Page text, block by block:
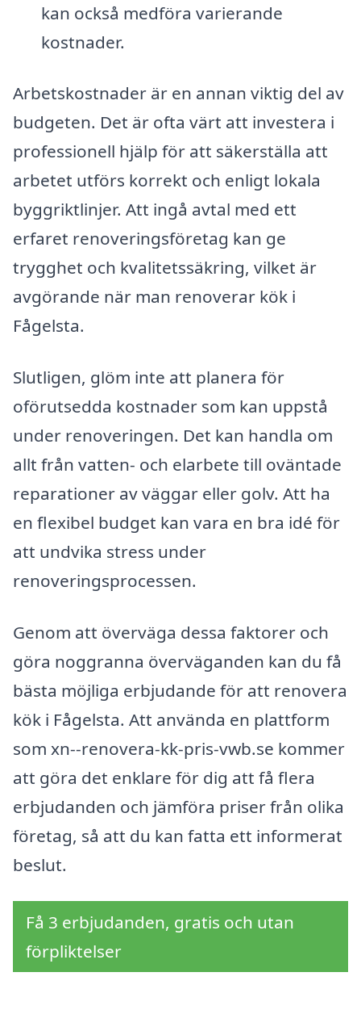
kan också medföra varierande
kostnader.
Arbetskostnader är en annan viktig del av
budgeten. Det är ofta värt att investera i
professionell hjälp för att säkerställa att
arbetet utförs korrekt och enligt lokala
byggriktlinjer. Att ingå avtal med ett
erfaret renoveringsföretag kan ge
trygghet och kvalitetssäkring, vilket är
avgörande när man renoverar kök i
Fågelsta.
Slutligen, glöm inte att planera för
oförutsedda kostnader som kan uppstå
under renoveringen. Det kan handla om
allt från vatten- och elarbete till oväntade
reparationer av väggar eller golv. Att ha
en flexibel budget kan vara en bra idé för
att undvika stress under
renoveringsprocessen.
Genom att överväga dessa faktorer och
göra noggranna överväganden kan du få
bästa möjliga erbjudande för att renovera
kök i Fågelsta. Att använda en plattform
som xn--renovera-kk-pris-vwb.se kommer
att göra det enklare för dig att få flera
erbjudanden och jämföra priser från olika
företag, så att du kan fatta ett informerat
beslut.
Få 3 erbjudanden, gratis och utan
förpliktelser